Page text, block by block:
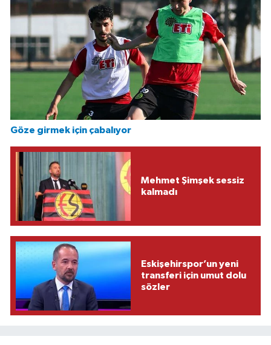
Göze girmek için çabalıyor
Mehmet Şimşek sessiz
kalmadı
Eskişehirspor’un yeni
transferi için umut dolu
sözler